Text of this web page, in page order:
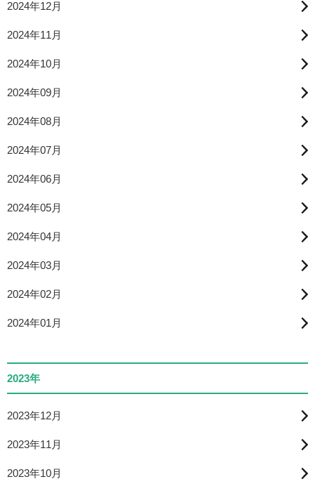
2024年12月
2024年11月
2024年10月
2024年09月
2024年08月
2024年07月
2024年06月
2024年05月
2024年04月
2024年03月
2024年02月
2024年01月
2023年
2023年12月
2023年11月
2023年10月